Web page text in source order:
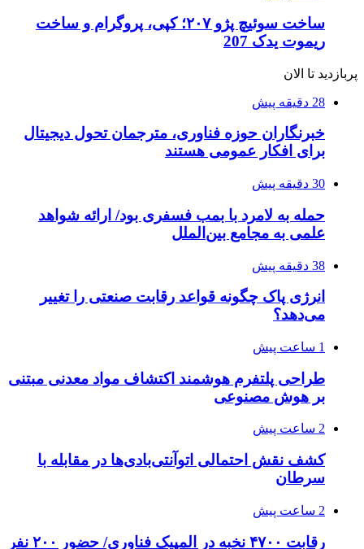
ساخت سوئیچ پژو ۲۰۷؛ کپی، پروگرام و ساخت
ریموت یدک 207
پربازدید تا الان
28 دقیقه پیش
خبرنگاران حوزه فناوری، مترجمان تحول دیجیتال
برای افکار عمومی هستند
30 دقیقه پیش
حمله به لامرد با بمب فسفری بود/ ارائه شواهد
علمی به مجامع بین‌الملل
38 دقیقه پیش
انرژی پاک چگونه قواعد رقابت صنعتی را تغییر
می‌دهد؟
1 ساعت پیش
طراحی پلتفرم هوشمند اکتشاف مواد معدنی مبتنی
بر هوش مصنوعی
2 ساعت پیش
کشف نقش احتمالی اتوآنتی‌بادی‌ها در مقابله با
سرطان
2 ساعت پیش
رقابت ۴۷۰۰ نخبه در المپیک فناوری/ حضور ۲۰۰ نفر